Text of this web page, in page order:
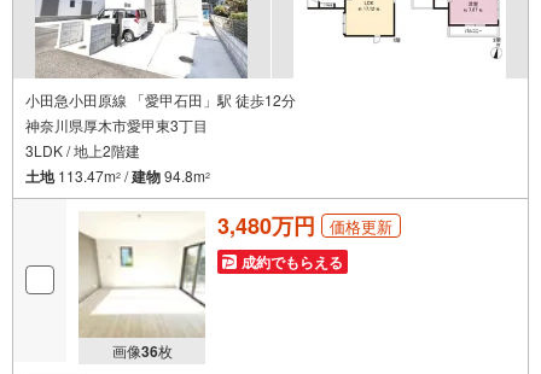
小田急小田原線 「愛甲石田」駅 徒歩12分
神奈川県厚木市愛甲東3丁目
3LDK / 地上2階建
土地113.47m2 /建物94.8m2
画像36枚
3,480万円 価格更新
成約でもらえる